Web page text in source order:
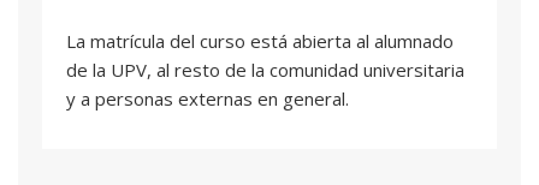
- Definir un nuevo modelo de desarrollo en
entornos de previsible decrecimiento, aplicable a
países empobrecidos
La matrícula del curso está abierta al alumnado
de la UPV, al resto de la comunidad universitaria
y a personas externas en general.